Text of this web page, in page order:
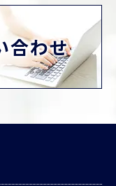
合わせ